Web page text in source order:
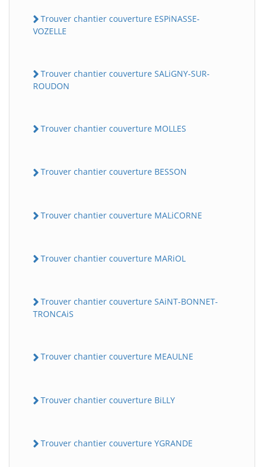
Trouver chantier couverture ESPiNASSE-
VOZELLE
Trouver chantier couverture SALiGNY-SUR-
ROUDON
Trouver chantier couverture MOLLES
Trouver chantier couverture BESSON
Trouver chantier couverture MALiCORNE
Trouver chantier couverture MARiOL
Trouver chantier couverture SAiNT-BONNET-
TRONCAiS
Trouver chantier couverture MEAULNE
Trouver chantier couverture BiLLY
Trouver chantier couverture YGRANDE